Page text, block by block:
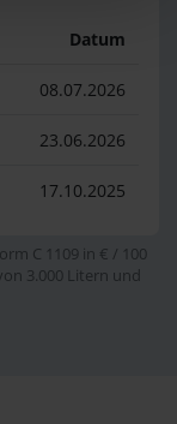
Datum
08.07.2026
23.06.2026
17.10.2025
C 1109 in € / 100
3.000 Litern und